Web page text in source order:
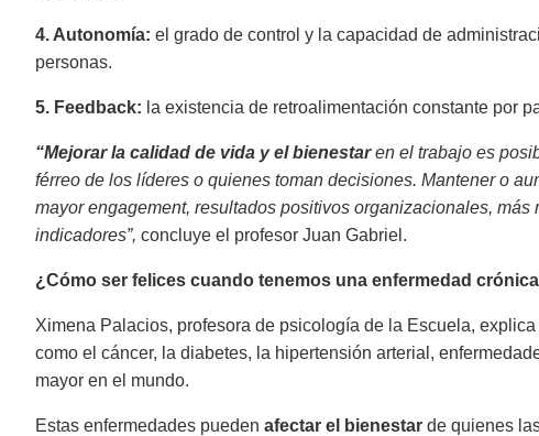
4. Autonomía: el grado de control y la capacidad de
personas.
5. Feedback: la existencia de retroalimentación constante por
“Mejorar la calidad de vida y el bienestaren el trabajo es
férreo de los líderes o quienes toman decisiones. Mantener o
mayor engagement, resultados positivos organizacionales,
indicadores”, concluye el profesor Juan Gabriel.
¿Cómo ser felices cuando tenemos una enfermedad
Ximena Palacios, profesora de psicología de la Escuela,
como el cáncer, la diabetes, la hipertensión arterial,
mayor en el mundo.
Estas enfermedades pueden afectar el bienestar de quienes